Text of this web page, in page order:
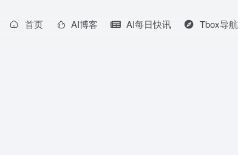
首页 AI博客 AI每日快讯 Tbox导航